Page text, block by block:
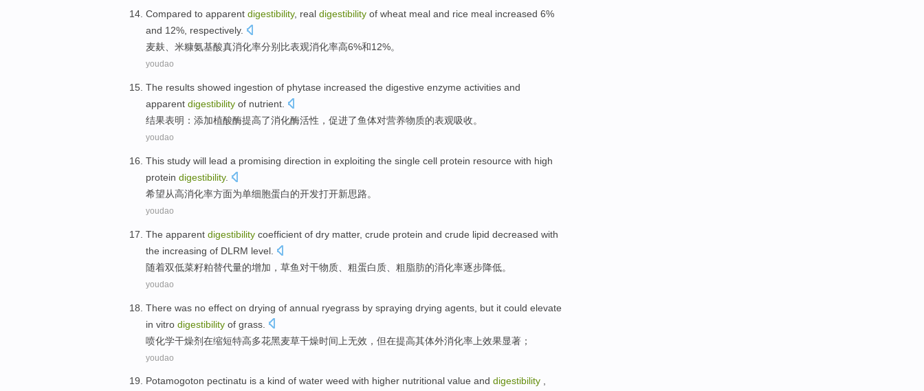
Compared to apparent digestibility, real digestibility of wheat meal and rice meal increased 6%
and 12%, respectively.
麦麸、 米糠氨基酸真消化率分别 比表观消化率高6%和12%。
youdao
The results showed ingestion of phytase increased the digestive enzyme activities and
apparent digestibility of nutrient
结果表明 ：添加植酸酶提高了消化酶活性，促进了鱼体对营养物质的表观吸收。
youdao
This study will lead a promising direction in exploiting the single cell protein resource with high
protein digestibility.
希望从高消化率方面为单细胞蛋白的开发打开新思路。
youdao
The apparent digestibility coefficient of dry matter, crude protein and crude lipid decreased with
the increasing of DLRM level.
随着双低菜籽粕替代量的增加 ，草鱼对干物质 粗蛋白质 、粗 脂肪的消化率逐步降低。
youdao
There was no effect on drying of annual ryegrass by spraying drying agents, but it could elevate
in vitro digestibility of grass.
喷化学干燥剂在缩短特高多花黑麦草干燥时间上无效， 但在提高其体外消化率上效果显著；
youdao
Potamogoton pectinatu is a kind of water weed with higher nutritional value and digestibility ,